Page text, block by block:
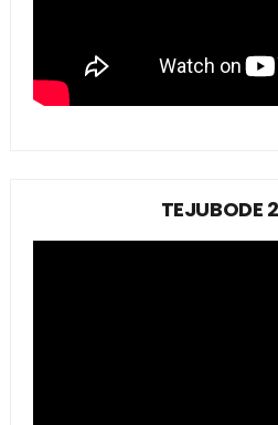
TEJUBODE